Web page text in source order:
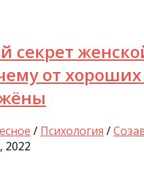
секрет
от
/ Психология /
2022